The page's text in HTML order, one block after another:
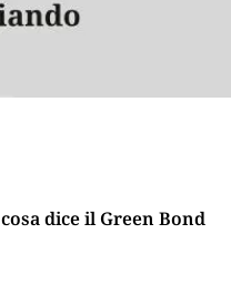
dice il Green Bond